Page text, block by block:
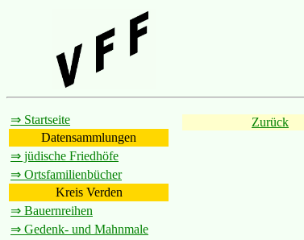
⇒ Startseite
Datensammlungen
⇒ jüdische Friedhöfe
⇒ Ortsfamilienbücher
Kreis Verden
⇒ Bauernreihen
⇒ Gedenk- und Mahnmale
Zurück